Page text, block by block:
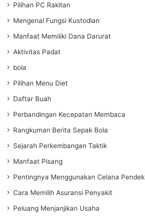
Pilihan PC Rakitan
Mengenal Fungsi Kustodian
Manfaat Memiliki Dana Darurat
Aktivitas Padat
bola
Pilihan Menu Diet
Daftar Buah
Perbandingan Kecepatan Membaca
Rangkuman Berita Sepak Bola
Sejarah Perkembangan Taktik
Manfaat Pisang
Pentingnya Menggunakan Celana Pendek
Cara Memilih Asuransi Penyakit
Peluang Menjanjikan Usaha